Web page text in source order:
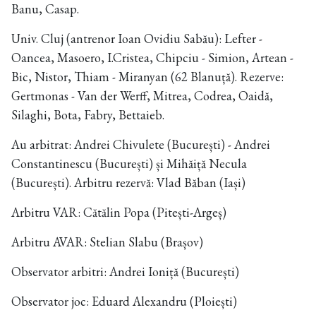
Banu, Casap.
Univ. Cluj (antrenor Ioan Ovidiu Sabău): Lefter -
Oancea, Masoero, I.Cristea, Chipciu - Simion, Artean -
Bic, Nistor, Thiam - Miranyan (62 Blanuță). Rezerve:
Gertmonas - Van der Werff, Mitrea, Codrea, Oaidă,
Silaghi, Bota, Fabry, Bettaieb.
Au arbitrat: Andrei Chivulete (București) - Andrei
Constantinescu (București) și Mihăiță Necula
(București). Arbitru rezervă: Vlad Băban (Iași)
Arbitru VAR: Cătălin Popa (Pitești-Argeș)
Arbitru AVAR: Stelian Slabu (Brașov)
Observator arbitri: Andrei Ioniță (București)
Observator joc: Eduard Alexandru (Ploiești)